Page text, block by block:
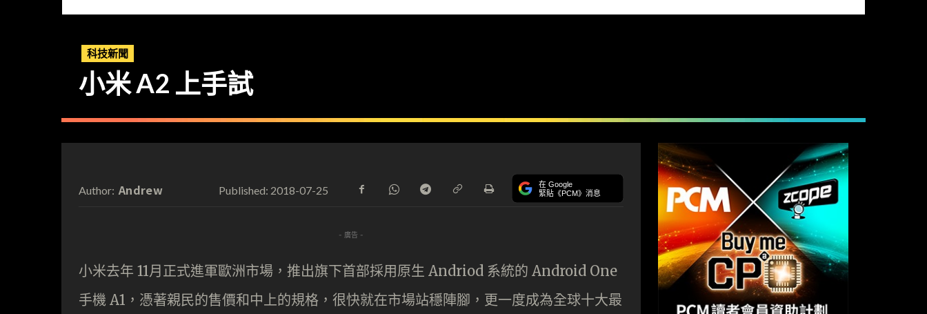
科技新聞
小米 A2 上手試
Author: Andrew Published: 2018-07-25 在 Google
緊貼《PCM》消息
- 廣告 -
小米去年 11月正式進軍歐洲市場，推出旗下首部採用原生 Andriod 系統的 Android One
手機 A1，憑著親民的售價和中上的規格，很快就在市場站穩陣腳，更一度成為全球十大最